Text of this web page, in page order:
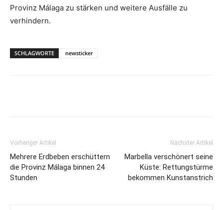
Provinz Málaga zu stärken und weitere Ausfälle zu
verhindern.
SCHLAGWORTE newsticker
Vorheriger Artikel
Mehrere Erdbeben erschüttern
die Provinz Málaga binnen 24
Stunden
Nächster Artikel
Marbella verschönert seine
Küste: Rettungstürme
bekommen Kunstanstrich